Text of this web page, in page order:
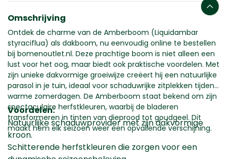
Omschrijving
Ontdek de charme van de Amberboom (Liquidambar
styraciflua) als dakboom, nu eenvoudig online te bestellen
bij bomenoutlet.nl. Deze prachtige boom is niet alleen een
lust voor het oog, maar biedt ook praktische voordelen. Met
zijn unieke dakvormige groeiwijze creëert hij een natuurlijke
parasol in je tuin, ideaal voor schaduwrijke zitplekken tijdens
warme zomerdagen. De Amberboom staat bekend om zijn
spectaculaire herfstkleuren, waarbij de bladeren
transformeren in tinten van dieprood tot goudgeel. Dit
maakt hem elk seizoen weer een opvallende verschijning.
Voordelen:
Natuurlijke schaduwprovider met zijn dakvormige
kroon.
Schitterende herfstkleuren die zorgen voor een